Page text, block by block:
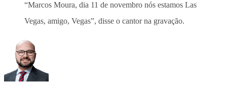
“Marcos Moura, dia 11 de novembro nós estamos Las
Vegas, amigo, Vegas”, disse o cantor na gravação.